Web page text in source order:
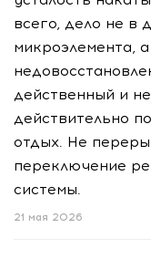
всего, дело не в
микроэлемента,
действенный и
действительно
отдых. Не
переключение
системы.
21 мая 2026